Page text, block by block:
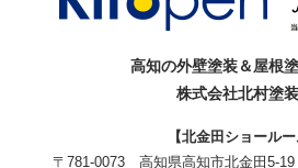
高知の外壁塗装＆屋根
株式会社北村塗
【北金田ショールー
〒781-0073 高知県高知市北金田5-19